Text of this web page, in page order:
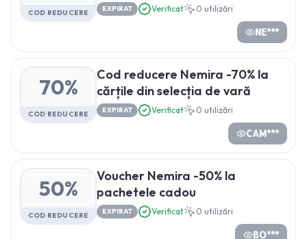
COD REDUCERE EXPIRAT Verificat 0 utilizări
NE***
70%
COD REDUCERE
Cod reducere Nemira -70% la
cărțile din selecția de vară
EXPIRAT Verificat 0 utilizări
CAM***
50%
COD REDUCERE
Voucher Nemira -50% la
pachetele cadou
EXPIRAT Verificat 0 utilizări
BO***